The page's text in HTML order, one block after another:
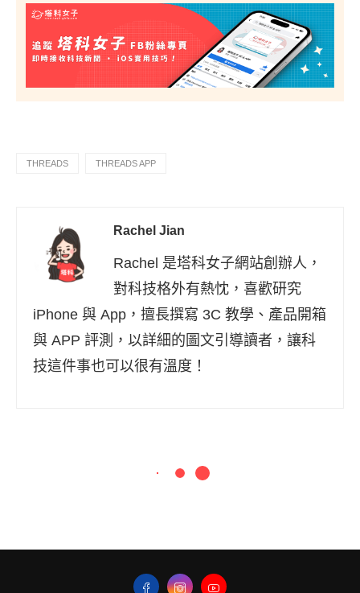
THREADS THREADS APP
Rachel Jian
Rachel 是塔科女子網站創辦人，
對科技格外有熱忱，喜歡研究
iPhone 與 App，擅長撰寫 3C 教學、產品開箱
與 APP 評測，以詳細的圖文引導讀者，讓科
技這件事也可以很有溫度！